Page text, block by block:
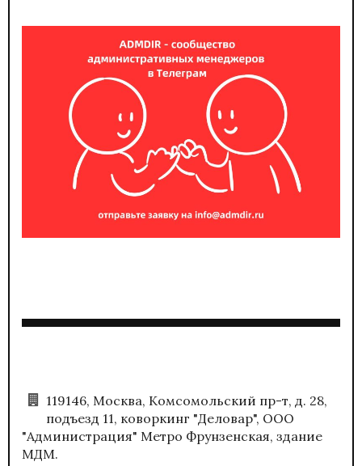
119146, Москва, Комсомольский пр-т, д. 28,
подъезд 11, коворкинг "Деловар", ООО
"Администрация" Метро Фрунзенская, здание
МДМ.